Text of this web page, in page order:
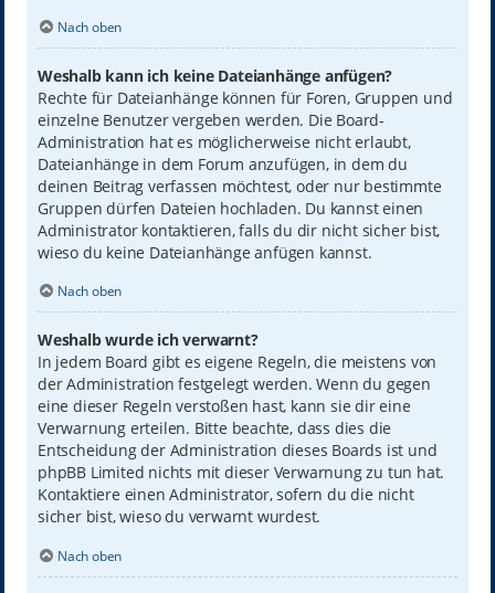
Nach oben
Weshalb kann ich keine Dateianhänge anfügen?
Rechte für Dateianhänge können für Foren, Gruppen und
einzelne Benutzer vergeben werden. Die Board-
Administration hat es möglicherweise nicht erlaubt,
Dateianhänge in dem Forum anzufügen, in dem du
deinen Beitrag verfassen möchtest, oder nur bestimmte
Gruppen dürfen Dateien hochladen. Du kannst einen
Administrator kontaktieren, falls du dir nicht sicher bist,
wieso du keine Dateianhänge anfügen kannst.
Nach oben
Weshalb wurde ich verwarnt?
In jedem Board gibt es eigene Regeln, die meistens von
der Administration festgelegt werden. Wenn du gegen
eine dieser Regeln verstoßen hast, kann sie dir eine
Verwarnung erteilen. Bitte beachte, dass dies die
Entscheidung der Administration dieses Boards ist und
phpBB Limited nichts mit dieser Verwarnung zu tun hat.
Kontaktiere einen Administrator, sofern du die nicht
sicher bist, wieso du verwarnt wurdest.
Nach oben